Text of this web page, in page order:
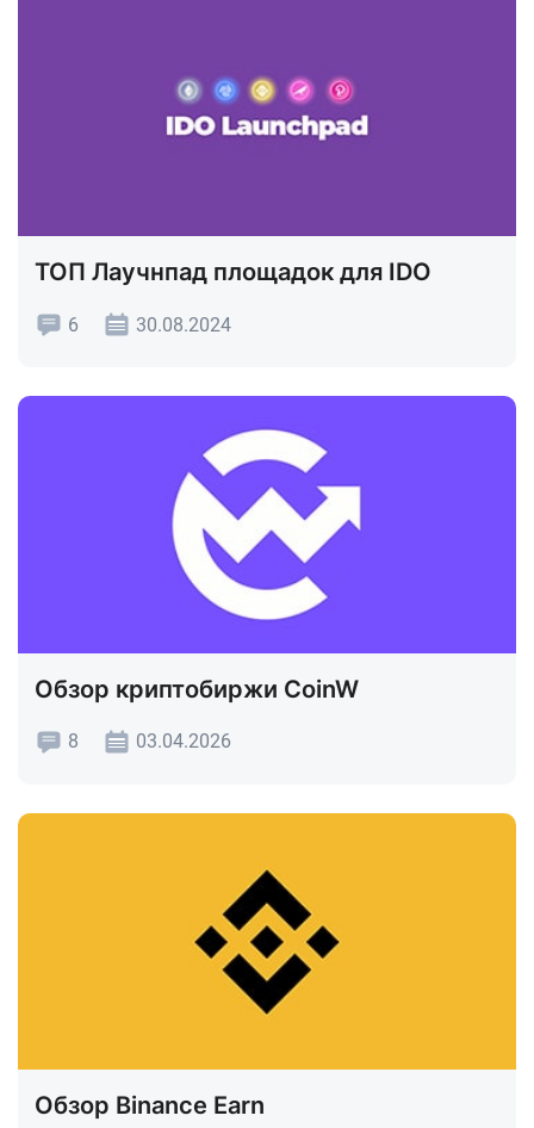
ТОП Лаучнпад площадок для IDO
6 30.08.2024
Обзор криптобиржи CoinW
8 03.04.2026
Обзор Binance Earn